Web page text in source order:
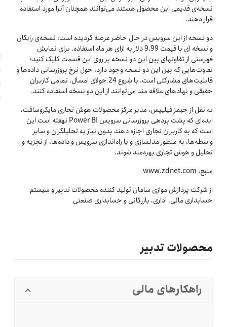
نسخه‌‌‌ی قدیمی این محصول هستند می‌‌‌‏توانند همچنان آنرا مورد استفاده
قرار دهند.
دو نسخه از این سرویس در حال حاضر عرضه گردیده است: نسخه‏‌‌‌ی رایگان
و نسخه‏ ای با قیمت 9.99 دلار به ازای هر ماه استفاده. برای نمایش
فهرستی از تفاوت‏های بین این دو نسخه بر روی این قسمت کلیک کنید؛
تفاوت‏‌‌‌هایی که بین این دو نسخه وجود دارد، حول نرخ بروزرسانی داده‌‌‌‏ها و
قابلیت‌‌‌‏های مشارکتی است. با شروع 24 جولای امسال، تمامی کاربران
حقیقی و نهادهای علاقه مند می‌‌‌‏توانند از این دو نسخه استفاده کنند.
به نقل از جیمز فیلیپس، مدیر مرکز محصولات هوش تجاری مایکروسافت،
ایده‏‌‌‌ای که پشت پرده‏ی بروزرسانی سرویس Power BI نهفته است این
است که به کاربران تجاری اجازه دهند بدون نیاز به تحلیلگران و سایر
واسطه‌‌‌‏ها، به منظور مدل‏سازی و یا راه‌‌‌‏اندازی سرویس و داده‌‌‌‏ها، از تجزیه و
تحلیل و هوش تجاری بهره‌‌‌مند شوند.
منبع: www.zdnet.com
از شرکت پردازش موازی سامان تولید کننده محصولات تدبیر و سیستم
حسابداری مالی، اداری، بازرگانی و حسابداری صنعتی
محصولات تدبیر
راهکارهای مالی